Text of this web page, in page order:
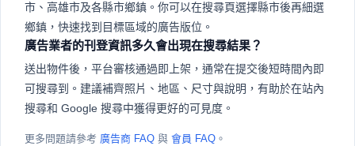
市、高雄市及各縣市鄉鎮。你可以在搜尋頁選擇縣市後再細選
鄉鎮，快速找到目標區域的廣告版位。
廣告業者的刊登資訊多久會出現在搜尋結果？
送出物件後，平台審核通過即上架，通常在提交後短時間內即
可搜尋到。建議補齊照片、地區、尺寸與說明，有助於在站內
搜尋和 Google 搜尋中獲得更好的可見度。
更多問題請參考 廣告商 FAQ 與 會員 FAQ 。